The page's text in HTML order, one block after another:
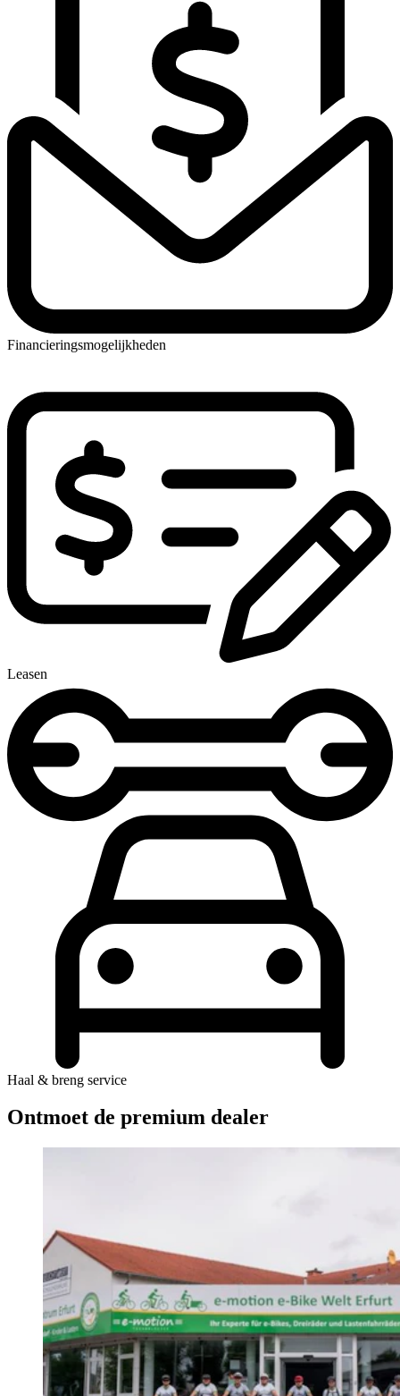
Financieringsmogelijkheden
Leasen
Haal & breng service
Ontmoet de premium dealer